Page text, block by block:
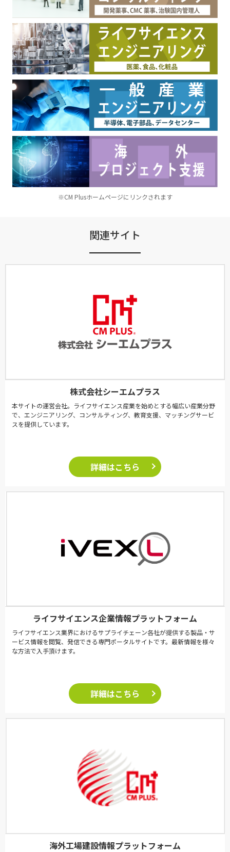
※CM Plusホームページにリンクされます
関連サイト
株式会社シーエムプラス
本サイトの運営会社。ライフサイエンス産業を始めとする幅広い産業分野
で、エンジニアリング、コンサルティング、教育支援、マッチングサービ
スを提供しています。
詳細はこちら
ライフサイエンス企業情報プラットフォーム
ライフサイエンス業界におけるサプライチェーン各社が提供する製品・サ
ービス情報を閲覧、発信できる専門ポータルサイトです。最新情報を様々
な方法で入手頂けます。
詳細はこちら
海外工場建設情報プラットフォーム